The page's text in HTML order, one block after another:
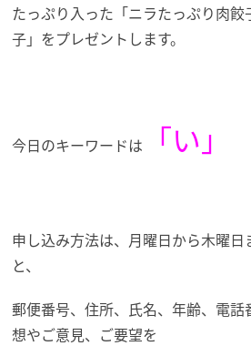
たっぷり入った「ニラたっぷり肉
子」をプレゼントします。
今日のキーワードは 「い 」
申し込み方法は、月曜日から木曜日
と、
郵便番号、住所、氏名、年齢、電
想やご意見、ご要望を